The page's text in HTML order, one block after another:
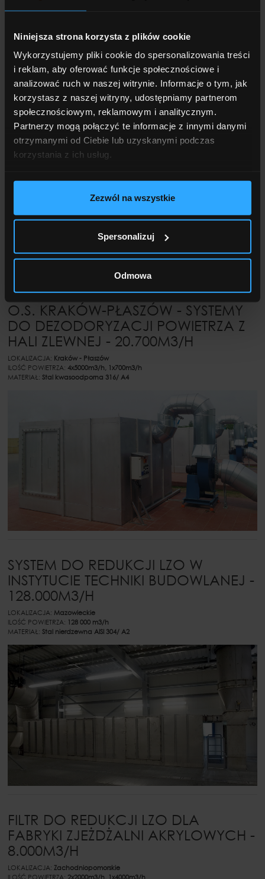
Niniejsza strona korzysta z plików cookie
Wykorzystujemy pliki cookie do spersonalizowania treści
i reklam, aby oferować funkcje społecznościowe i
analizować ruch w naszej witrynie. Informacje o tym, jak
korzystasz z naszej witryny, udostępniamy partnerom
społecznościowym, reklamowym i analitycznym.
Partnerzy mogą połączyć te informacje z innymi danymi
otrzymanymi od Ciebie lub uzyskanymi podczas
korzystania z ich usług.
Zezwól na wszystkie
Spersonalizuj
Odmowa
FILTR DO REDUKCJI LZO DLA
FABRYKI POLIMEROBETONU -
9.000M3/H
LOKALIZACJA:Podkarpackie
ILOŚĆ POWIETRZA:9000m3/h
MATERIAŁ:Lakierowana proszkowo stal węglowa
O.S. KRAKÓW-PŁASZÓW - SYSTEMY
DO DEZODORYZACJI POWIETRZA Z
HALI ZLEWNEJ - 20.700M3/H
LOKALIZACJA: Kraków - Płaszów
ILOŚĆ POWIETRZA:4x5000m3/h, 1x700m3/h
MATERIAŁ:Stal kwasoodporna 316/ A4
SYSTEM DO REDUKCJI LZO W
INSTYTUCIE TECHNIKI BUDOWLANEJ -
128.000M3/H
LOKALIZACJA: Mazowieckie
ILOŚĆ POWIETRZA: 128 000 m3/h
MATERIAŁ:Stal nierdzewna AISI 304/ A2
FILTR DO REDUKCJI LZO DLA
FABRYKI ZJEŻDŻALNI AKRYLOWYCH -
8.000M3/H
LOKALIZACJA:Zachodniopomorskie
ILOŚĆ POWIETRZA: 2x2000m3/h, 1x4000m3/h